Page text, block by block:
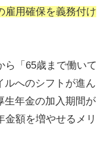
雇用確保を義務付け
ら「65歳まで働いて
ルへのシフトが進ん
生年金の加入期間が
金額を増やせるメリ